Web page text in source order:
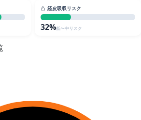
経皮吸収リスク
32%低〜中リスク